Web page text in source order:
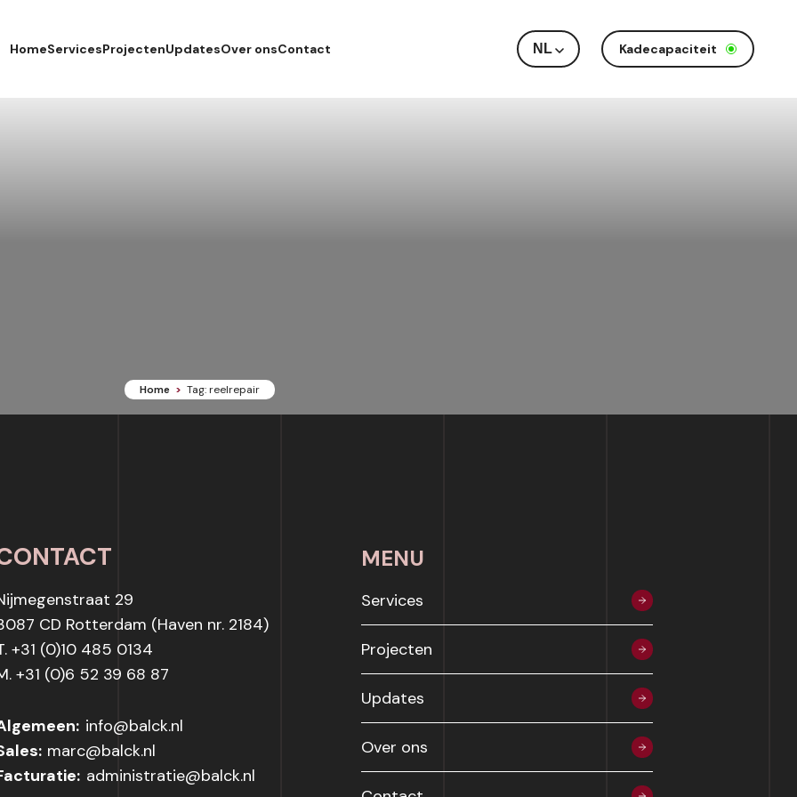
HomeServicesProjectenUpdatesOver onsContact NL Kadecapaciteit
Home > Tag: reelrepair
29
CD Rotterdam (Haven nr. 2184)
+31 (0)10 485 0134
+31 (0)6 52 39 68 87
info@balck.nl
marc@balck.nl
administratie@balck.nl
MENU
Services
Projecten
Updates
Over ons